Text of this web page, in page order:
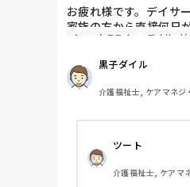
護の観点からは、好
も、終了してるんだも
すよ。
お疲れ様です。デイサ
家族の方から直接何日
が、ご家族によっては
す。同じ法人内であれ
ョンもしやすいですが
ぐに連絡がつかない場
ショートステイ デイサービ
黒子ダイル
介護福祉士, ケアマネジ
ツート
介護福祉士, ケアマ